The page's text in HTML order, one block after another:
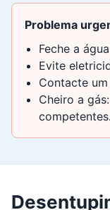
Problema
Feche a
Evite
Contacte
Cheiro a
competentes.